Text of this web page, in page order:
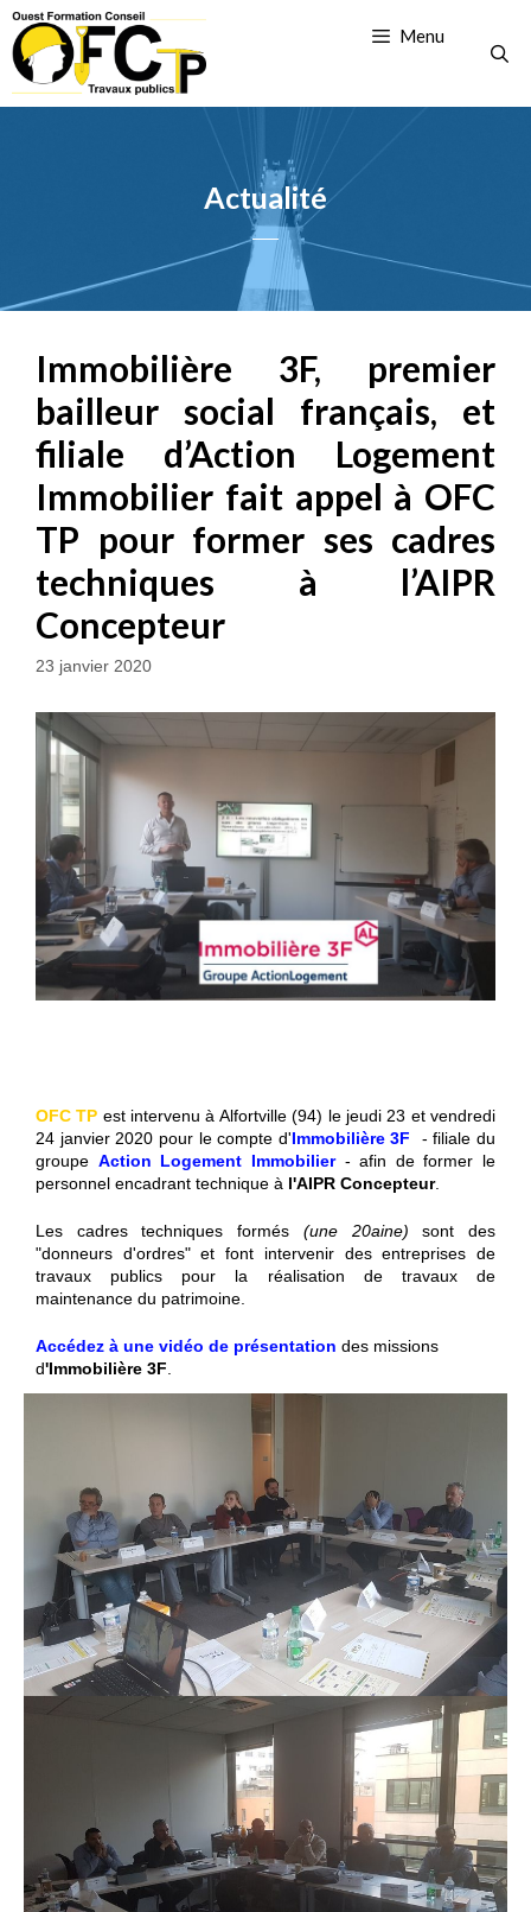
Menu
Actualité
Immobilière 3F, premier
bailleur social français, et
filiale d’Action Logement
Immobilier fait appel à OFC
TP pour former ses cadres
techniques à l’AIPR
Concepteur
23 janvier 2020
OFC TP est intervenu à Alfortville (94) le jeudi 23 et vendredi
24 janvier 2020 pour le compte d'Immobilière 3F - filiale du
groupe Action Logement Immobilier- afin de former le
personnel encadrant technique à l'AIPR Concepteur.
Les cadres techniques formés (une 20aine) sont des
"donneurs d'ordres" et font intervenir des entreprises de
travaux publics pour la réalisation de travaux de
maintenance du patrimoine.
Accédez à une vidéo de présentation des missions
d'Immobilière 3F